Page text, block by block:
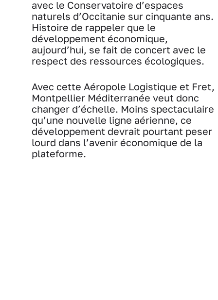
avec le Conservatoire d’espaces
naturels d’Occitanie sur cinquante ans.
Histoire de rappeler que le
développement économique,
aujourd’hui, se fait de concert avec le
respect des ressources écologiques.
Avec cette Aéropole Logistique et Fret,
Montpellier Méditerranée veut donc
changer d’échelle. Moins spectaculaire
qu’une nouvelle ligne aérienne, ce
développement devrait pourtant peser
lourd dans l’avenir économique de la
plateforme.